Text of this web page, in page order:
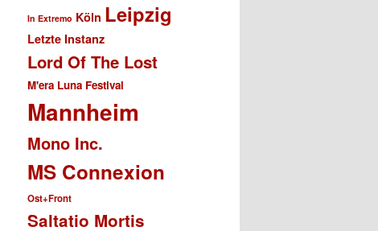
In Extremo Köln Leipzig
Letzte Instanz
Lord Of The Lost
M'era Luna Festival
Mannheim
Mono Inc.
MS Connexion
Ost+Front
Saltatio Mortis